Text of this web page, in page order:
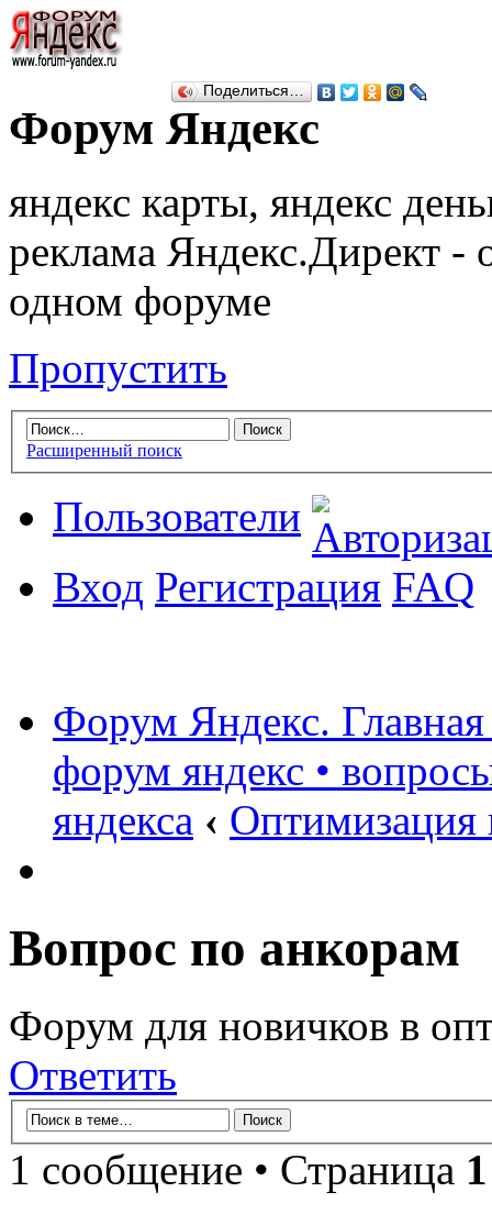
Форум Яндекс
яндекс карты, яндекс
реклама Яндекс.Директ -
одном форуме
Пропустить
Расширенный поиск
Пользователи
Вход Регистрация FAQ
Форум Яндекс.
форум яндекс •
яндекса ‹ Оптимизация
Поделиться…
Вопрос по анкорам
Форум для новичков в
Ответить
1 сообщение • Страница 1